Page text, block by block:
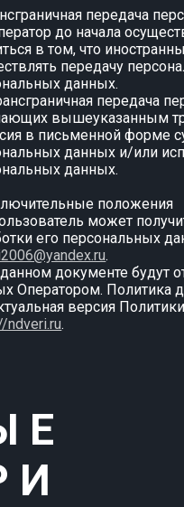
передача
до начала
в том, что
передачу
данных.
передача
вышеуказанным
в письменной форме
данных и/или
данных.
положения
может
его персональных
.
документе будут
Оператором. Политика
версия
ndveri.ru.